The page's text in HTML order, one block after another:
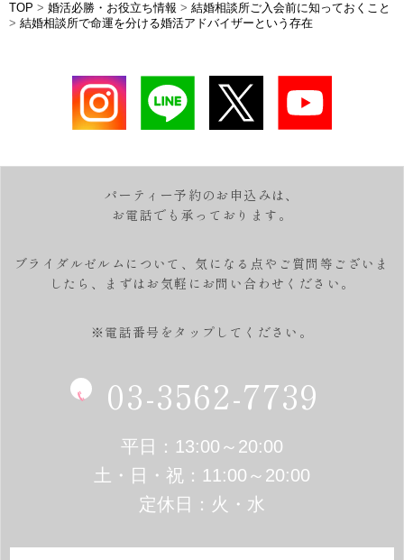
TOP > 婚活必勝・お役立ち情報 > 結婚相談所ご入会前に知っておくこと
> 結婚相談所で命運を分ける婚活アドバイザーという存在
パーティー予約のお申込みは、
お電話でも承っております。
ブライダルゼルムについて、気になる点やご質問等ございま
したら、
まずはお気軽にお問い合わせください。
※電話番号をタップしてください。
03-3562-7739
平日：13:00～20:00
土・日・祝：11:00～20:00
定休日：火・水